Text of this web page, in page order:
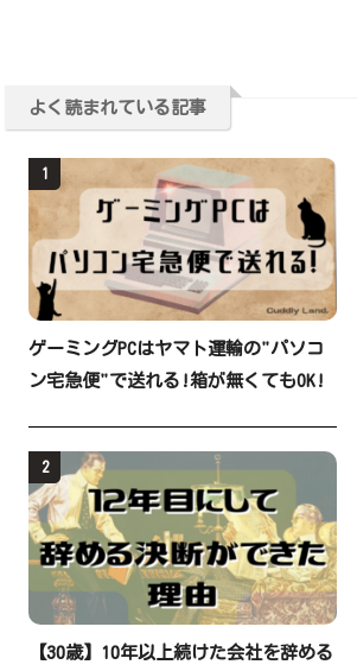
よく読まれている記事
1
ゲーミングPCはヤマト運輸の"パソコ
ン宅急便"で送れる!箱が無くてもOK!
2
【30歳】10年以上続けた会社を辞める